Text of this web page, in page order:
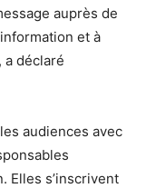
auprès de
et à
a déclaré
audiences avec
Elles s’inscrivent